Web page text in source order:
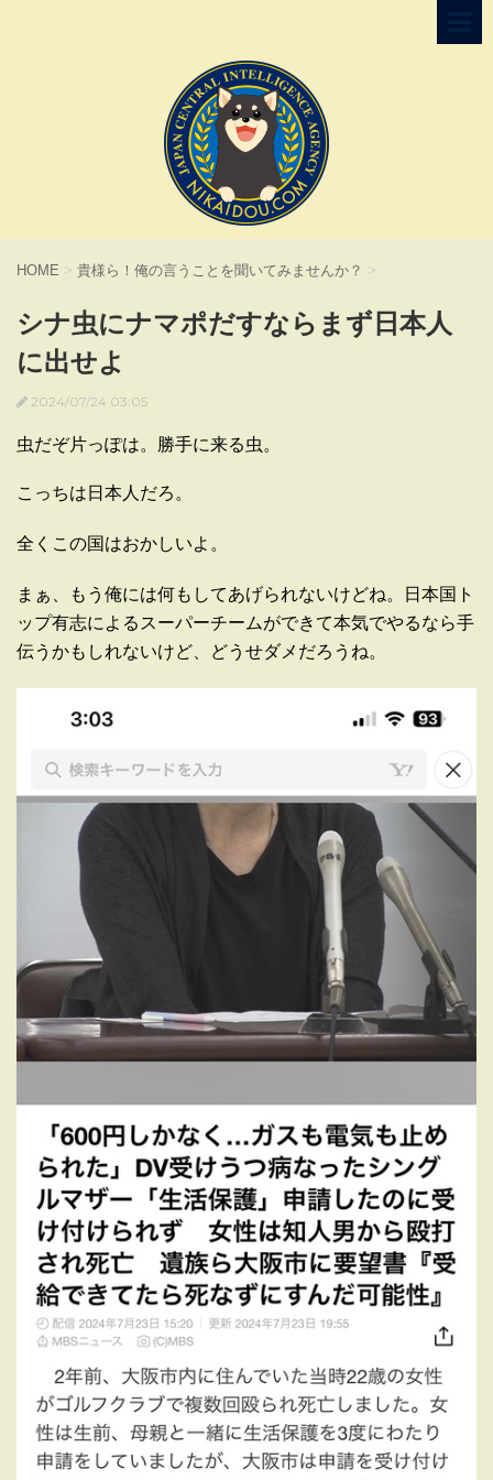
HOME > 貴様ら！俺の言うことを聞いてみませんか？ >
シナ虫にナマポだすならまず日本人
に出せよ
2024/07/24 03:05
虫だぞ片っぽは。勝手に来る虫。
こっちは日本人だろ。
全くこの国はおかしいよ。
まぁ、もう俺には何もしてあげられないけどね。日本国ト
ップ有志によるスーパーチームができて本気でやるなら手
伝うかもしれないけど、どうせダメだろうね。